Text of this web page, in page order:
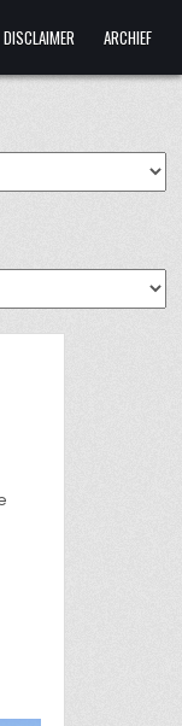
DISCLAIMER ARCHIEF